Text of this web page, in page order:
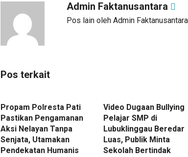
Admin Faktanusantara
Pos lain oleh Admin Faktanusantara
Pos terkait
Propam Polresta Pati
Pastikan Pengamanan
Aksi Nelayan Tanpa
Senjata, Utamakan
Pendekatan Humanis
Video Dugaan Bullying
Pelajar SMP di
Lubuklinggau Beredar
Luas, Publik Minta
Sekolah Bertindak